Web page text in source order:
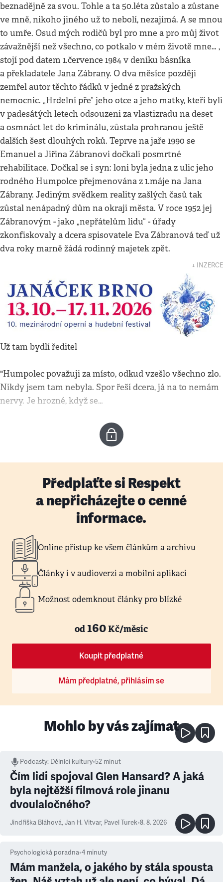
beznadějně za svou. Tohle a ta 50.léta zůstalo a zůstane
ve mně, nikoho jiného už to nebolí, nezajímá. A se mnou
to umře. Osud mých rodičů byl pro mne a pro můj život
závažnější než všechno, co potkalo v mém životě mne… ,
stojí pod datem 1.července 1984 v deníku básníka
a překladatele Jana Zábrany. O dva měsíce později
zemřel autor těchto řádků v jedné z pražských
nemocnic. „Hrdelní pře“ jeho otce a jeho matky, kteří byli
v padesátých letech odsouzeni za vlastizradu na deset
a osmnáct let do kriminálu, zůstala prohranou ještě
dalších šest dlouhých roků. Teprve na jaře 1990 se
Emanuel a Jiřina Zábranovi dočkali posmrtné
rehabilitace. Dočkal se i syn: loni byla jedna z ulic jeho
rodného Humpolce přejmenována z 1.máje na Jana
Zábrany. Jediným svědkem reality zašlých časů tak
zůstal nenápadný dům na okraji města. V roce 1952 jej
Zábranovým - jako „nepřátelům lidu“ - úřady
zkonfiskovaly a dcera spisovatele Eva Zábranová teď už
dva roky marně žádá rodinný majetek zpět.
↓ INZERCE
Už tam bydlí ředitel
"Humpolec považuji za místo, odkud vzešlo všechno zlo.
Nikdy jsem tam nebyla. Spor řeší dcera, já na to nemám
nervy. Je hrozné, když se…
Předplaťte si Respekt
a nepřicházejte o cenné
informace.
Online přístup ke všem článkům a archivu
Články i v audioverzi a mobilní aplikaci
Možnost odemknout články pro blízké
od160Kč/měsíc
Koupit předplatné
Mám předplatné, přihlásím se
Mohlo by vás zajímat
Podcasty: Dělníci kultury•52 minut
Čím lidi spojoval Glen Hansard? A jaká
byla nejtěžší filmová role jinanu
dvoulaločného?
Jindřiška Bláhová, Jan H. Vitvar, Pavel Turek•8. 8. 2026
Psychologická poradna•4 minuty
Mám manžela, o jakého by stála spousta